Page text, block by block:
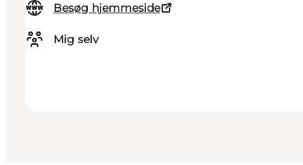
Besøg hjemmeside
Mig selv